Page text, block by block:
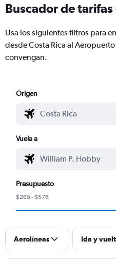
Buscador de
Usa los siguientes filtros para
desde Costa Rica al
convengan.
Origen
Vuela a
Presupuesto
$265 - $576
Aerolíneas Ida y